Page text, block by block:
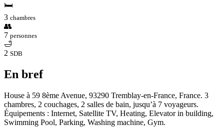
🛏
3 chambres
👥
7 personnes
🛁
2 SDB
En bref
House à 59 8ème Avenue, 93290 Tremblay-en-France, France. 3
chambres, 2 couchages, 2 salles de bain, jusqu’à 7 voyageurs.
Équipements : Internet, Satellite TV, Heating, Elevator in building,
Swimming Pool, Parking, Washing machine, Gym.